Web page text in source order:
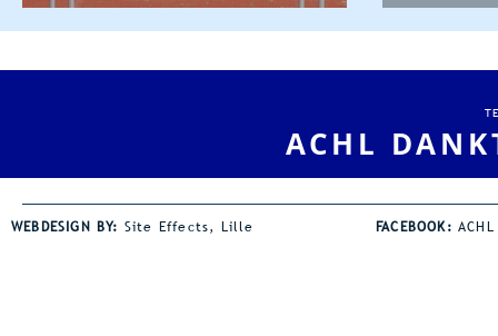
ACHL
WEBDESIGN BY: Site Effects, Lille FACEBOOK:ACHL